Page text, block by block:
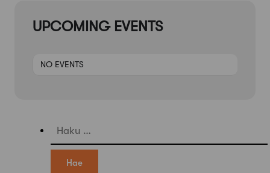
UPCOMING EVENTS
NO EVENTS
Haku: